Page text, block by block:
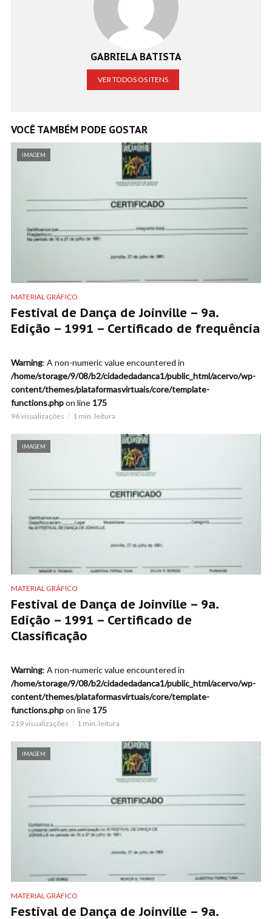
GABRIELA BATISTA
VER TODOS OS ITENS
VOCÊ TAMBÉM PODE GOSTAR
IMAGEM
MATERIAL GRÁFICO
Festival de Dança de Joinville – 9a.
Edição – 1991 – Certificado de frequência
Warning: A non-numeric value encountered in
/home/storage/9/08/b2/cidadedadanca1/public_html/acervo/wp-
content/themes/plataformasvirtuais/core/template-
functions.phpon line 175
96 visualizações 1 min. leitura
IMAGEM
MATERIAL GRÁFICO
Festival de Dança de Joinville – 9a.
Edição – 1991 – Certificado de
Classificação
Warning: A non-numeric value encountered in
/home/storage/9/08/b2/cidadedadanca1/public_html/acervo/wp-
content/themes/plataformasvirtuais/core/template-
functions.phpon line 175
219 visualizações 1 min. leitura
IMAGEM
MATERIAL GRÁFICO
Festival de Dança de Joinville – 9a.